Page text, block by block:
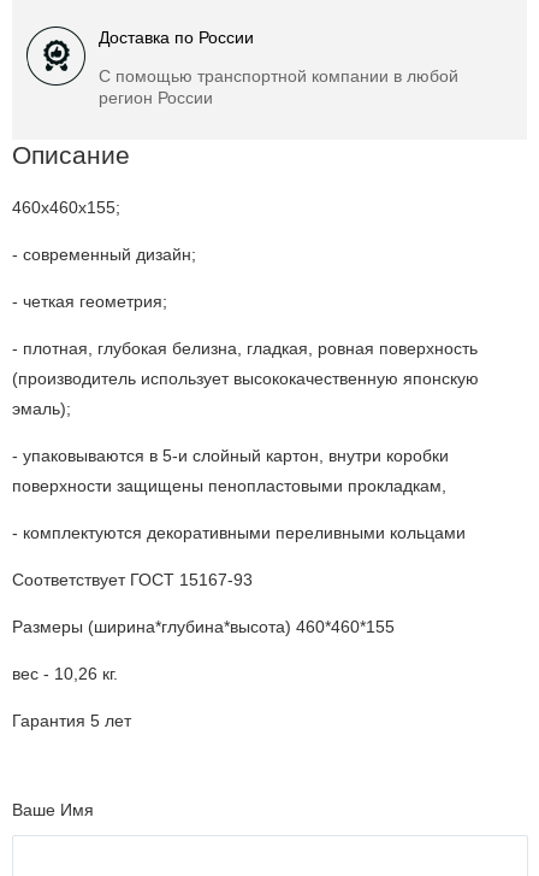
Доставка по России
С помощью транспортной компании в любой
регион России
Описание
460x460x155;
- современный дизайн;
- четкая геометрия;
- плотная, глубокая белизна, гладкая, ровная поверхность
(производитель использует высококачественную японскую
эмаль);
- упаковываются в 5-и слойный картон, внутри коробки
поверхности защищены пенопластовыми прокладкам,
- комплектуются декоративными переливными кольцами
Соответствует ГОСТ 15167-93
Размеры (ширина*глубина*высота) 460*460*155
вес - 10,26 кг.
Гарантия 5 лет
Ваше Имя